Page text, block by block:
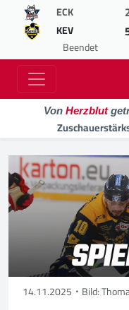
ECK
KEV
Beendet
Von Herzblut
14.11.2025 Bild: